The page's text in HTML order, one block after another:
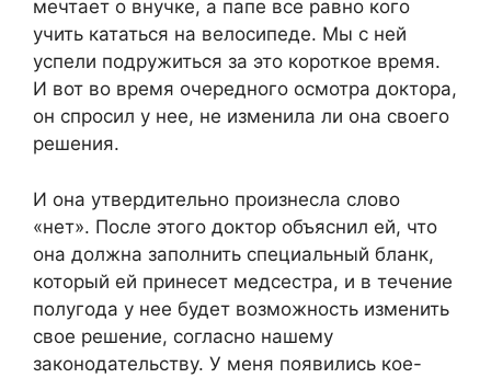
мечтает о внучке, а папе все равно кого
учить кататься на велосипеде. Мы с ней
успели подружиться за это короткое время.
И вот во время очередного осмотра доктора,
он спросил у нее, не изменила ли она своего
решения.
И она утвердительно произнесла слово
«нет». После этого доктор объяснил ей, что
она должна заполнить специальный бланк,
который ей принесет медсестра, и в течение
полугода у нее будет возможность изменить
свое решение, согласно нашему
законодательству. У меня появились кое-